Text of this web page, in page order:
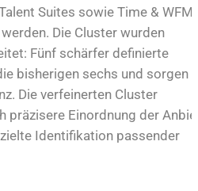
Suites sowie Time & WFM
Die Cluster wurden
Fünf schärfer definierte
bisherigen sechs und sorgen
Die verfeinerten Cluster
präzisere Einordnung der
Identifikation passender